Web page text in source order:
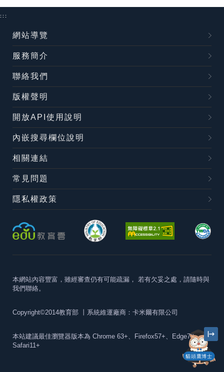
貓頭鷹博士
:::
網站導覽
服務簡介
聯絡我們
版權聲明
開放API使用說明
內嵌搜尋欄位說明
相關連結
常見問題
隱私權政策
本網站內容豐富，雖經審查仍有可能疏漏， 若有欠妥之處，請隨時與
我們聯絡。
Copyright©2014教育部 丨系統維運廠商：卡米爾有限公司
本站建議最佳瀏覽器版本為 Chrome 63+、Firefox57+、Edge79+及
Safari11+